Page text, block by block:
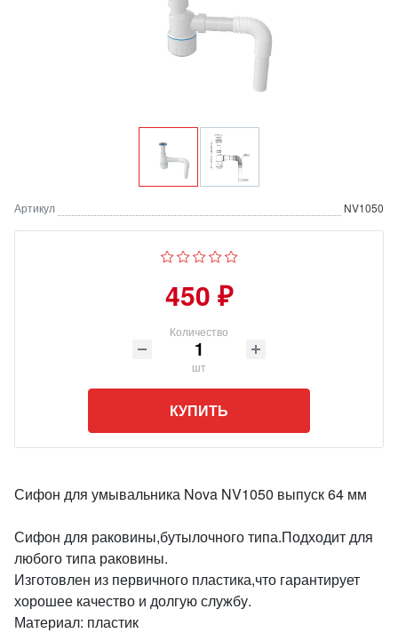
Артикул NV1050
450 ₽
Количество
шт
КУПИТЬ
Сифон для умывальника Nova NV1050 выпуск 64 мм
Сифон для раковины,бутылочного типа.Подходит для
любого типа раковины.
Изготовлен из первичного пластика,что гарантирует
хорошее качество и долгую службу.
Материал: пластик